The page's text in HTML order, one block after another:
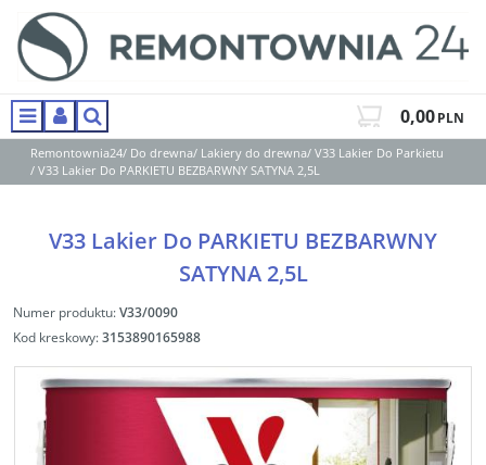
MenuPanelSzukaj 0,00PLN
Remontownia24/ Do drewna/ Lakiery do drewna/ V33 Lakier Do Parkietu
/ V33 Lakier Do PARKIETU BEZBARWNY SATYNA 2,5L
V33 Lakier Do PARKIETU BEZBARWNY
SATYNA 2,5L
Numer produktu:V33/0090
Kod kreskowy:3153890165988